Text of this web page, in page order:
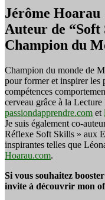
Jérôme Hoarau
Auteur de “Soft
Champion du
Champion du monde de
pour former et inspirer les
compétences
cerveau grâce à la
passiondapprendre.com et
Je suis également co-
Réflexe Soft Skills » aux
inspirantes telles que
Hoarau.com.
Si vous souhaitez
invite à découvrir mon